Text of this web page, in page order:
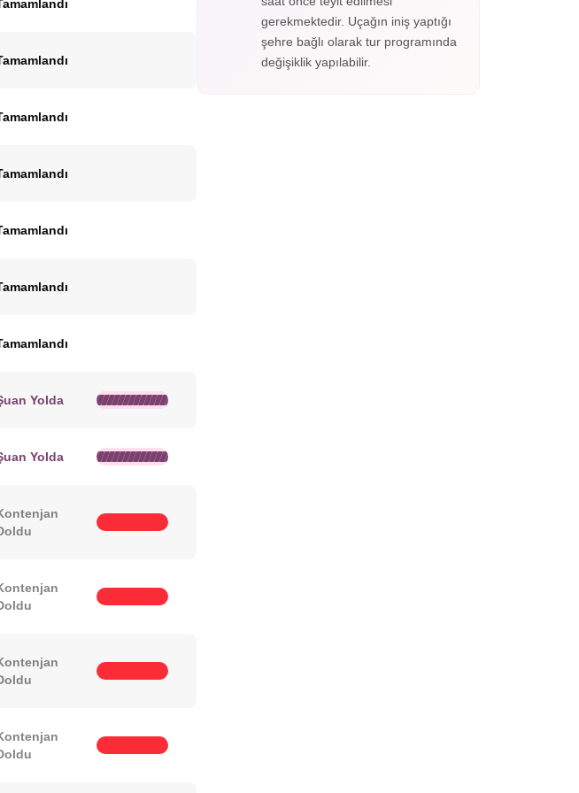
Yolda
Yolda
gerekmektedir. Uçağın iniş yaptığı
şehre bağlı olarak tur programında
değişiklik yapılabilir.